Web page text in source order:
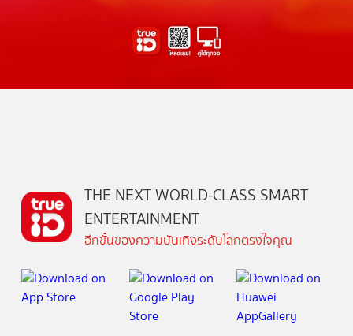
THE NEXT WORLD-CLASS SMART
ENTERTAINMENT
อีกขั้นของความบันเทิงระดับโลกตรงใจคุณ